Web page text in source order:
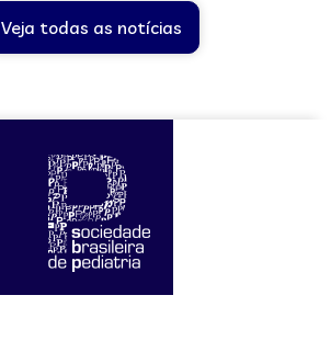
Veja todas as notícias